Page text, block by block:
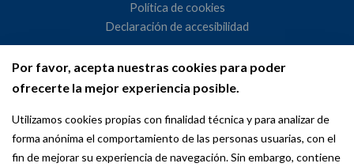
Por favor, acepta nuestras cookies para poder
ofrecerte la mejor experiencia posible.
Utilizamos cookies propias con finalidad técnica y para analizar de
forma anónima el comportamiento de las personas usuarias, con el
fin de mejorar su experiencia de navegación. Sin embargo, contiene
Política de cookies
Declaración de accesibilidad
Ayuntamiento de Madrid
WeMadrid es un sitio web del Ayuntamiento de Madrid
dedicado a las relaciones institucionales y la actividad
internacional del Alcalde. ​